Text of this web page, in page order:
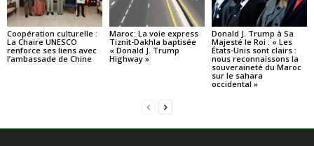
Coopération culturelle :
La Chaire UNESCO
renforce ses liens avec
l’ambassade de Chine
Maroc: La voie express
Tiznit-Dakhla baptisée
« Donald J. Trump
Highway »
Donald J. Trump à Sa
Majesté le Roi : « Les
États-Unis sont clairs :
nous reconnaissons la
souveraineté du Maroc
sur le sahara
occidental »